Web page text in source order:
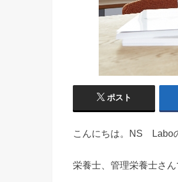
ポスト
こんにちは。NS Labo
栄養士、管理栄養士さ